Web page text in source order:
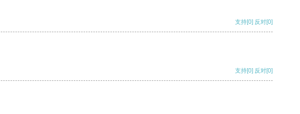
支持[0] 反对[0]
支持[0] 反对[0]